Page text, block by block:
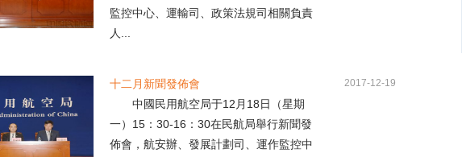
監控中心、運輸司、政策法規司相關負責
人...
十二月新聞發佈會
中國民用航空局于12月18日（星期
一）15：30-16：30在民航局舉行新聞發
佈會，航安辦、發展計劃司、運作監控中
2017-12-19